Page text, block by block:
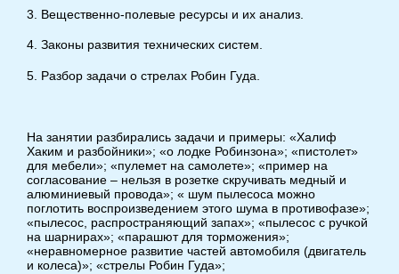
3. Вещественно-полевые ресурсы и их анализ.
4. Законы развития технических систем.
5. Разбор задачи о стрелах Робин Гуда.
На занятии разбирались задачи и примеры: «Халиф
Хаким и разбойники»; «о лодке Робинзона»; «пистолет»
для мебели»; «пулемет на самолете»; «пример на
согласование – нельзя в розетке скручивать медный и
алюминиевый провода»; « шум пылесоса можно
поглотить воспроизведением этого шума в противофазе»;
«пылесос, распространяющий запах»; «пылесос с ручкой
на шарнирах»; «парашют для торможения»;
«неравномерное развитие частей автомобиля (двигатель
и колеса)»; «стрелы Робин Гуда»;